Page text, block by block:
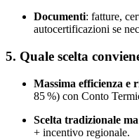
Documenti: fatture,
autocertificazioni se
5. Quale scelta
Massima efficienza e
85 %) con Conto
Scelta tradizionale
+ incentivo regionale.